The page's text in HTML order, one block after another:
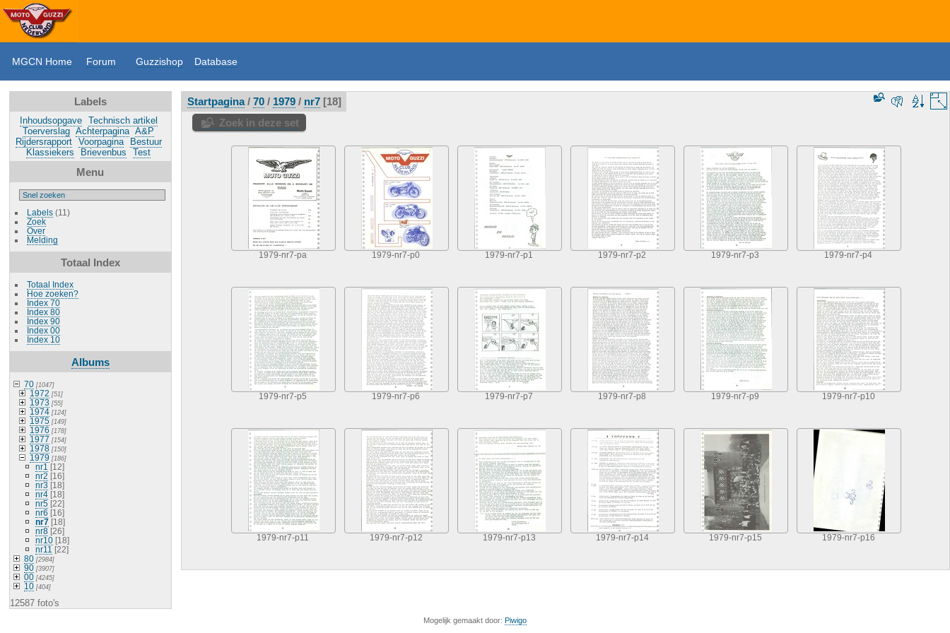
MGCN Home Forum Guzzishop Database
Labels
Inhoudsopgave
Technisch artikel
Toerverslag Achterpagina A&P
Rijdersrapport
Voorpagina
Bestuur
Klassiekers
Brievenbus Test
Menu
Labels(11)
Zoek
Over
Melding
Totaal Index
Totaal Index
Hoe zoeken?
Index 70
Index 80
Index 90
Index 00
Index 10
Albums
70[1047]
1972 [51]
1973 [55]
1974[124]
1975[149]
1976 [178]
1977 [154]
1978[150]
1979 [186]
nr1 [12]
nr2 [16]
nr3 [18]
nr4[18]
nr5[22]
nr6 [16]
nr7[18]
nr8[26]
nr10[18]
nr11 [22]
80[2984]
90[3907]
00[4245]
10[404]
12587 foto's
Startpagina/ 70/ 1979/ nr7 18
Zoek in deze set
1979-nr7-pa 1979-nr7-p0 1979-nr7-p1 1979-nr7-p2 1979-nr7-p3 1979-nr7-p4
1979-nr7-p5 1979-nr7-p6 1979-nr7-p7 1979-nr7-p8 1979-nr7-p9 1979-nr7-p10
1979-nr7-p11 1979-nr7-p12 1979-nr7-p13 1979-nr7-p14 1979-nr7-p15 1979-nr7-p16
Mogelijk gemaakt door: Piwigo